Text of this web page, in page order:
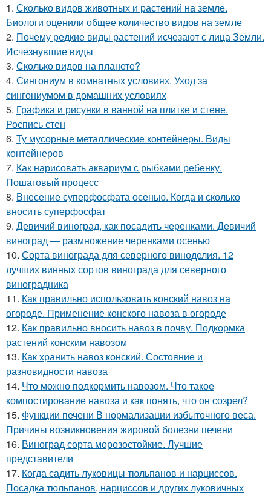
1. Сколько видов животных и растений на земле.
Биологи оценили общее количество видов на земле
2. Почему редкие виды растений исчезают с лица Земли.
Исчезнувшие виды
3. Сколько видов на планете?
4. Сингониум в комнатных условиях. Уход за
сингониумом в домашних условиях
5. Графика и рисунки в ванной на плитке и стене.
Роспись стен
6. Ту мусорные металлические контейнеры. Виды
контейнеров
7. Как нарисовать аквариум с рыбками ребенку.
Пошаговый процесс
8. Внесение суперфосфата осенью. Когда и сколько
вносить суперфосфат
9. Девичий виноград, как посадить черенками. Девичий
виноград — размножение черенками осенью
10. Сорта винограда для северного виноделия. 12
лучших винных сортов винограда для северного
виноградника
11. Как правильно использовать конский навоз на
огороде. Применение конского навоза в огороде
12. Как правильно вносить навоз в почву. Подкормка
растений конским навозом
13. Как хранить навоз конский. Состояние и
разновидности навоза
14. Что можно подкормить навозом. Что такое
компостирование навоза и как понять, что он созрел?
15. Функции печени В нормализации избыточного веса.
Причины возникновения жировой болезни печени
16. Виноград сорта морозостойкие. Лучшие
представители
17. Когда садить луковицы тюльпанов и нарциссов.
Посадка тюльпанов, нарциссов и других луковичных